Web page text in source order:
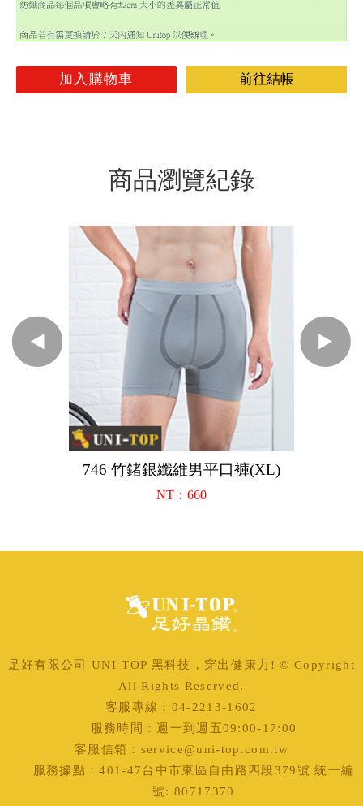
加入購物車 前往結帳
商品瀏覽紀錄
746 竹鍺銀纖維男平口褲(XL)
NT：660
足好有限公司 UNI-TOP 黑科技，穿出健康力! © Copyright
All Rights Reserved.
客服專線：04-2213-1602
服務時間：週一到週五09:00-17:00
客服信箱：service@uni-top.com.tw
服務據點：401-47台中市東區自由路四段379號 統一編
號: 80717370